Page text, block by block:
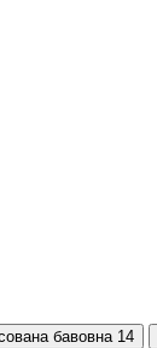
бавовна 14